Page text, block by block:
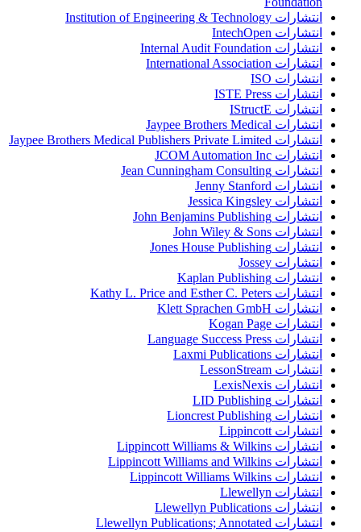
انتشارات Institution of Engineering & Technology
انتشارات IntechOpen
انتشارات Internal Audit Foundation
انتشارات International Association
انتشارات ISO
انتشارات ISTE Press
انتشارات IStructE
انتشارات Jaypee Brothers Medical
انتشارات Jaypee Brothers Medical Publishers Private Limited
انتشارات JCOM Automation Inc
انتشارات Jean Cunningham Consulting
انتشارات Jenny Stanford
انتشارات Jessica Kingsley
انتشارات John Benjamins Publishing
انتشارات John Wiley & Sons
انتشارات Jones House Publishing
انتشارات Jossey
انتشارات Kaplan Publishing
انتشارات Kathy L. Price and Esther C. Peters
انتشارات Klett Sprachen GmbH
انتشارات Kogan Page
انتشارات Language Success Press
انتشارات Laxmi Publications
انتشارات LessonStream
انتشارات LexisNexis
انتشارات LID Publishing
انتشارات Lioncrest Publishing
انتشارات Lippincott
انتشارات Lippincott Williams & Wilkins
انتشارات Lippincott Williams and Wilkins
انتشارات Lippincott Williams Wilkins
انتشارات Llewellyn
انتشارات Llewellyn Publications
انتشارات Llewellyn Publications; Annotated